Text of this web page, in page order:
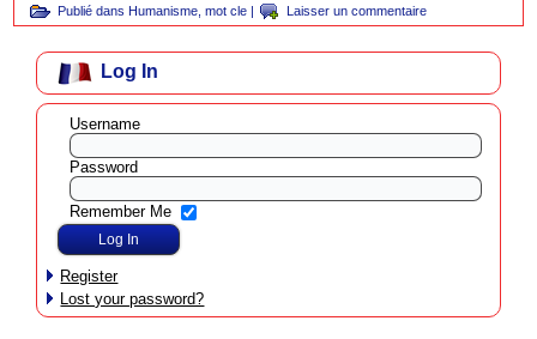
Publié dans Humanisme ,mot cle | Laisser un commentaire
Log In
Username
Password
Remember Me
Register
Lost your password?